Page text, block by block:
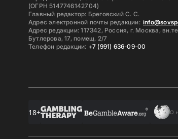
(ОГРН 5147746142704)
Главный редактор: Бреговский С. С.
Адрес электронной почты редакции:
Адрес редакции: 117342, Россия, г. Москва,
Бутлерова, 17, помещ. 2/7
Телефон редакции: +7 (991) 636-09-00
18+ О